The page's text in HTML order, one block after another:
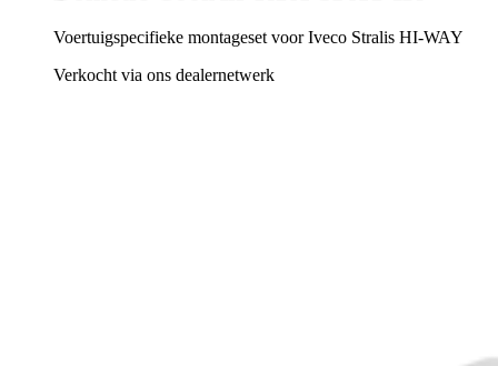
Voertuigspecifieke montageset voor Iveco Stralis HI-WAY
Verkocht via ons dealernetwerk